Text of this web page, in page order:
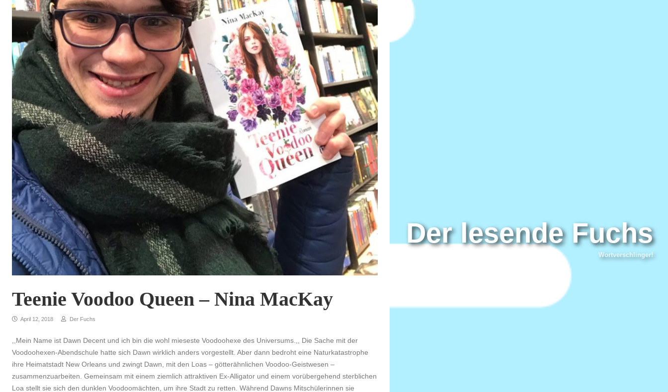
Teenie Voodoo Queen – Nina MacKay
April 12, 2018 Der Fuchs
,,Mein Name ist Dawn Decent und ich bin die wohl mieseste Voodoohexe des Universums.,, Die Sache mit der
Voodoohexen-Abendschule hatte sich Dawn wirklich anders vorgestellt. Aber dann bedroht eine Naturkatastrophe
ihre Heimatstadt New Orleans und zwingt Dawn, mit den Loas – götterähnlichen Voodoo-Geistwesen –
zusammenzuarbeiten. Gemeinsam mit einem ziemlich attraktiven Ex-Alligator und einem vorübergehend sterblichen
Loa stellt sie sich den dunklen Voodoomächten, um ihre Stadt zu retten. Während Dawns Mitschülerinnen sie
Eintrags-Feed
Kommentar-Feed
WordPress.org
Der lesende Fuchs
Wortverschlinger!